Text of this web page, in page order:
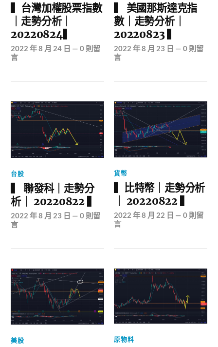
▍台灣加權股票指數
｜走勢分析｜
20220824▍
2022 年 8 月 24 日 —0 則留
言
▍ 美國那斯達克指
數｜走勢分析｜
20220823 ▍
2022 年 8 月 23 日 —0 則留
言
台股
▍ 聯發科｜走勢分
析｜ 20220822 ▍
2022 年 8 月 23 日 —0 則留
言
貨幣
▍比特幣｜走勢分析
｜ 20220822 ▍
2022 年 8 月 22 日 —0 則留
言
美股 原物料